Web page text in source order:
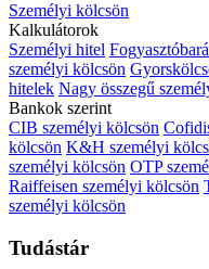
Személyi kölcsön
Kalkulátorok
Személyi hitel
személyi kölcsön
hitelek Nagy összegű
Bankok szerint
CIB személyi kölcsön
kölcsön K&H személyi
személyi kölcsön OTP
Raiffeisen személyi kölcsön
személyi kölcsön
Tudástár